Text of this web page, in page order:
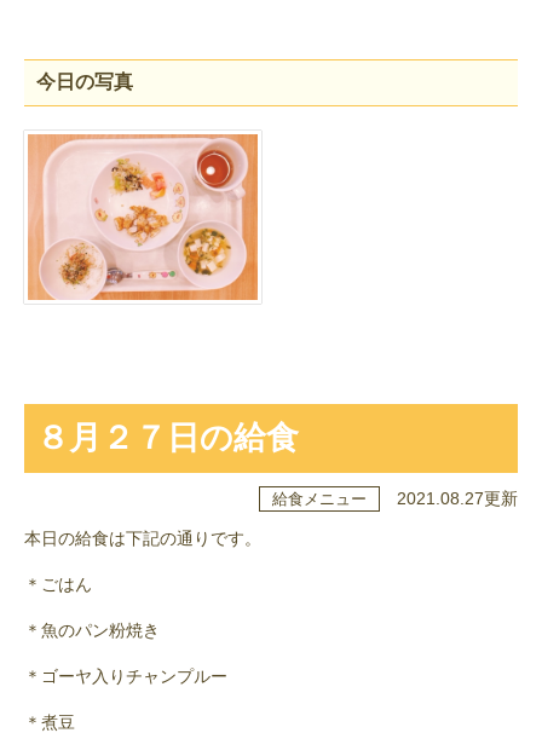
今日の写真
８月２７日の給食
給食メニュー 2021.08.27更新
本日の給食は下記の通りです。
＊ごはん
＊魚のパン粉焼き
＊ゴーヤ入りチャンプルー
＊煮豆